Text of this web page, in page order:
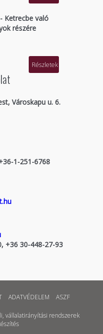
Ketrecbe való
részére
Részletek
Városkapu u. 6.
1-251-6768
+36 30-448-27-93
ADATVÉDELEM ASZF
vállalatirányítási rendszerek